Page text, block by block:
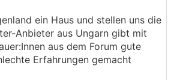
ein Haus und stellen uns die
Anbieter aus Ungarn gibt mit
aus dem Forum gute
Erfahrungen gemacht